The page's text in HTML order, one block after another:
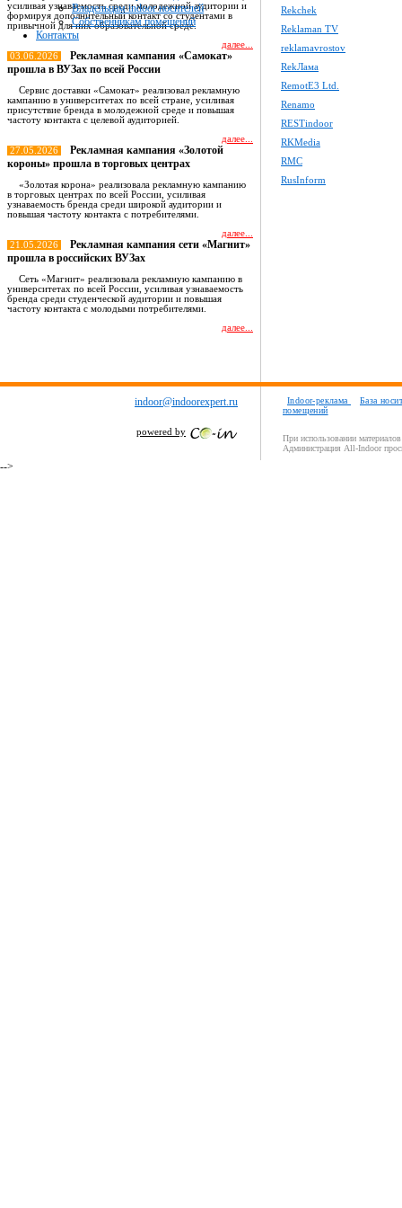
Владельцам indoor носителей
Собственникам помещений
Контакты
усиливая узнаваемость среди молодежной аудитории и
формируя дополнительный контакт со студентами в
привычной для них образовательной среде.
далее...
03.06.2026
Рекламная кампания «Самокат»
прошла в ВУЗах по всей России
Сервис доставки «Самокат» реализовал рекламную
кампанию в университетах по всей стране, усиливая
присутствие бренда в молодежной среде и повышая
частоту контакта с целевой аудиторией.
далее...
27.05.2026
Рекламная кампания «Золотой
короны» прошла в торговых центрах
«Золотая корона» реализовала рекламную кампанию
в торговых центрах по всей России, усиливая
узнаваемость бренда среди широкой аудитории и
повышая частоту контакта с потребителями.
далее...
21.05.2026
Рекламная кампания сети «Магнит»
прошла в российских ВУЗах
Сеть «Магнит» реализовала рекламную кампанию в
университетах по всей России, усиливая узнаваемость
бренда среди студенческой аудитории и повышая
частоту контакта с молодыми потребителями.
далее...
Rekchek
Reklaman TV
reklamavrostov
RekЛама
RemotE3 Ltd.
Renamo
RESTindoor
RKMedia
RMC
RusInform
indoor@indoorexpert.ru
powered by
Indoor-реклама
База
помещений
При использовании
Администрация All-Indoor
-->